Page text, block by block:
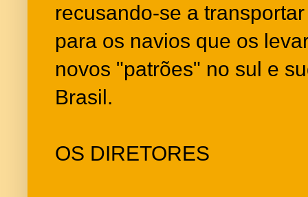
recusando-se a
para os navios que os
novos "patrões" no sul e
Brasil.
OS DIRETORES